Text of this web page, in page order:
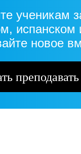
ученикам
испанском
новое
преподавать